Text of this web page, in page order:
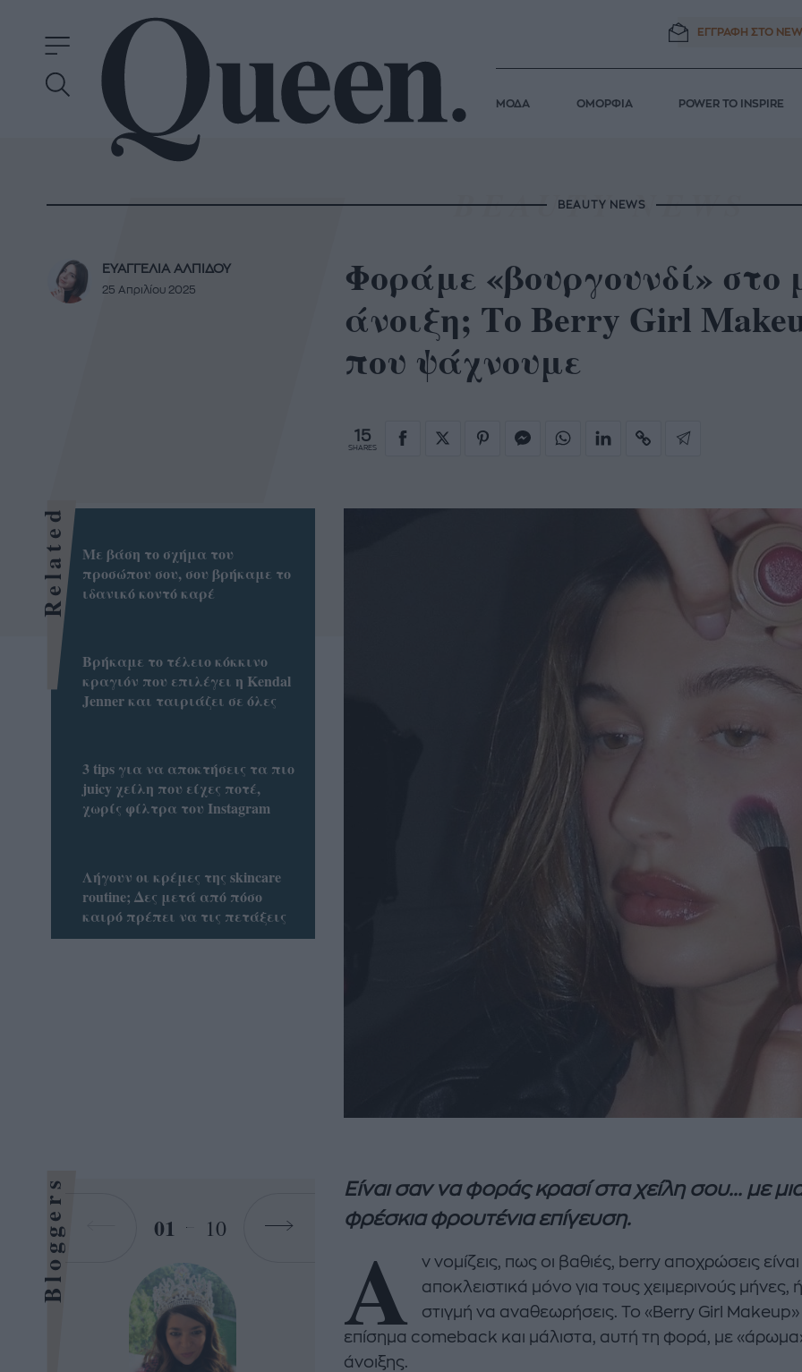
ΕΓΓΡΑΦΗ ΣΤΟ
ΜΟΔΑ ΟΜΟΡΦΙΑ POWER TO INSPIRE
BEAUTY NEWS
Φοράμε «βουργουνδί»
άνοιξη; Το Berry Girl
που ψάχνουμε
15
SHARES
ΕΥΑΓΓΕΛΙΑ ΑΛΠΙΔΟΥ
25 Απριλίου 2025
Είναι σαν να φοράς κρασί στα χείλη σου... με
φρέσκια φρουτένια επίγευση.
Α
ν νομίζεις, πως οι βαθιές, berry αποχρώσεις είναι
αποκλειστικά μόνο για τους χειμερινούς μήνες,
στιγμή να αναθεωρήσεις. Το «Berry Girl Makeup»
επίσημα comeback και μάλιστα, αυτή τη φορά, με
άνοιξης.
Related
Με βάση το σχήμα του
προσώπου σου, σου βρήκαμε το
ιδανικό κοντό καρέ
Βρήκαμε το τέλειο κόκκινο
κραγιόν που επιλέγει η Kendal
Jenner και ταιριάζει σε όλες
3 tips για να αποκτήσεις τα πιο
juicy χείλη που είχες ποτέ,
χωρίς φίλτρα του Instagram
Λήγουν οι κρέμες της skincare
routine; Δες μετά από πόσο
καιρό πρέπει να τις πετάξεις
Bloggers 01 10